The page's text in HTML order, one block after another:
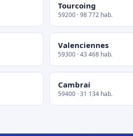
Tourcoing
59200 · 98 772 hab.
Valenciennes
59300 · 43 468 hab.
Cambrai
59400 · 31 134 hab.